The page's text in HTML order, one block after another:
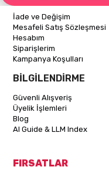
İade ve Değişim
Mesafeli Satış Sözleşmesi
Hesabım
Siparişlerim
Kampanya Koşulları
BİLGİLENDİRME
Güvenli Alışveriş
Üyelik İşlemleri
Blog
AI Guide & LLM Index
FIRSATLAR